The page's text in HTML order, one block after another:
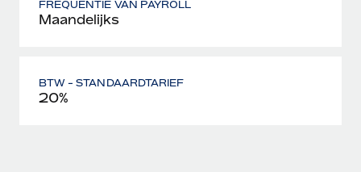
FREQUENTIE VAN PAYROLL
Maandelijks
BTW - STANDAARDTARIEF
20%